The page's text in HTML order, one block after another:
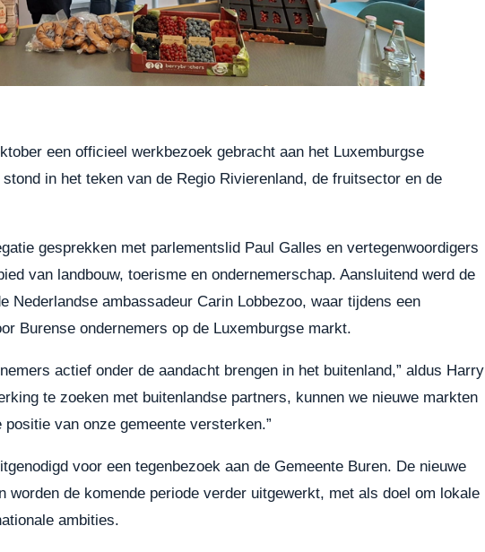
een officieel werkbezoek gebracht aan het Luxemburgse
in het teken van de Regio Rivierenland, de fruitsector en de
gesprekken met parlementslid Paul Galles en vertegenwoordigers
van landbouw, toerisme en ondernemerschap. Aansluitend werd de
Nederlandse ambassadeur Carin Lobbezoo, waar tijdens een
Burense ondernemers op de Luxemburgse markt.
actief onder de aandacht brengen in het buitenland,” aldus Harry
te zoeken met buitenlandse partners, kunnen we nieuwe markten
van onze gemeente versterken.”
voor een tegenbezoek aan de Gemeente Buren. De nieuwe
worden de komende periode verder uitgewerkt, met als doel om lokale
ambities.